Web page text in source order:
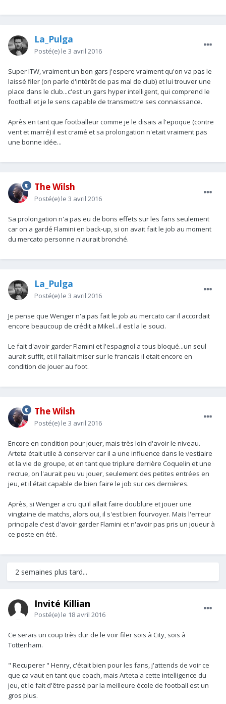
La_Pulga
Posté(e) le 3 avril 2016
Super ITW, vraiment un bon gars j'espere vraiment qu'on va pas le
laissé filer (on parle d'intérêt de pas mal de club) et lui trouver une
place dans le club...c'est un gars hyper intelligent, qui comprend le
football et je le sens capable de transmettre ses connaissance.
Après en tant que footballeur comme je le disais a l'epoque (contre
vent et marré) il est cramé et sa prolongation n'etait vraiment pas
une bonne idée...
The Wilsh
Posté(e) le 3 avril 2016
Sa prolongation n'a pas eu de bons effets sur les fans seulement
car on a gardé Flamini en back-up, si on avait fait le job au moment
du mercato personne n'aurait bronché.
La_Pulga
Posté(e) le 3 avril 2016
Je pense que Wenger n'a pas fait le job au mercato car il accordait
encore beaucoup de crédit a Mikel...il est la le souci.
Le fait d'avoir garder Flamini et l'espagnol a tous bloqué...un seul
aurait suffit, et il fallait miser sur le francais il etait encore en
condition de jouer au foot.
The Wilsh
Posté(e) le 3 avril 2016
Encore en condition pour jouer, mais très loin d'avoir le niveau.
Arteta était utile à conserver car il a une influence dans le vestiaire
et la vie de groupe, et en tant que triplure derrière Coquelin et une
recrue, on l'aurait peu vu jouer, seulement des petites entrées en
jeu, et il était capable de bien faire le job sur ces dernières.
Après, si Wenger a cru qu'il allait faire doublure et jouer une
vingtaine de matchs, alors oui, il s'est bien fourvoyer. Mais l'erreur
principale c'est d'avoir garder Flamini et n'avoir pas pris un joueur à
ce poste en été.
2 semaines plus tard...
Invité Killian
Posté(e) le 18 avril 2016
Ce serais un coup très dur de le voir filer sois à City, sois à
Tottenham.
" Recuperer " Henry, c'était bien pour les fans, j'attends de voir ce
que ça vaut en tant que coach, mais Arteta a cette intelligence du
jeu, et le fait d'être passé par la meilleure école de football est un
gros plus.